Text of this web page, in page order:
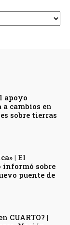
apoyo
cambios en
sobre tierras
| El
informó sobre
puente de
CUARTO? |